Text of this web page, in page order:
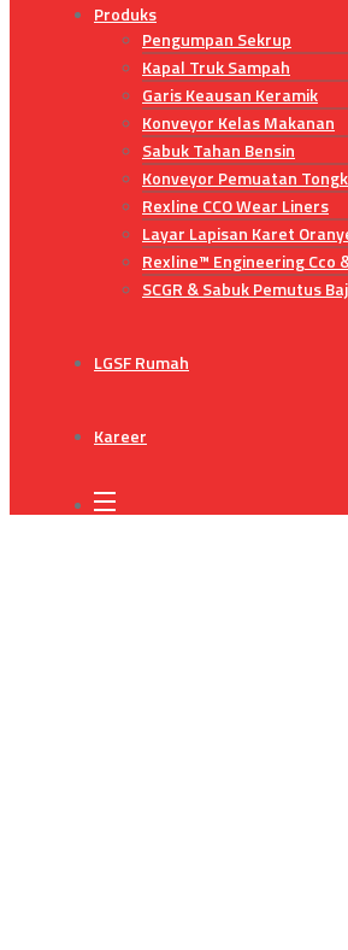
Produks
Pengumpan Sekrup
Kapal Truk Sampah
Garis Keausan Keramik
Konveyor Kelas Makanan
Sabuk Tahan Bensin
Konveyor Pemuatan
Rexline CCO Wear Liners
Layar Lapisan Karet
Rexline™ Engineering Cco
SCGR & Sabuk Pemutus
LGSF Rumah
Kareer